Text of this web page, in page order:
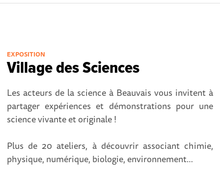
EXPOSITION
Village des Sciences
Les acteurs de la science à Beauvais vous invitent à
partager expériences et démonstrations pour une
science vivante et originale !
Plus de 20 ateliers, à découvrir associant chimie,
physique, numérique, biologie, environnement…